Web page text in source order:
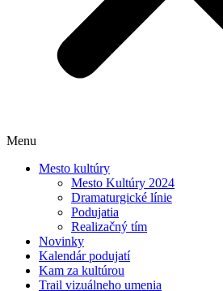
Menu
Mesto kultúry
Mesto Kultúry 2024
Dramaturgické línie
Podujatia
Realizačný tím
Novinky
Kalendár podujatí
Kam za kultúrou
Trail vizuálneho umenia